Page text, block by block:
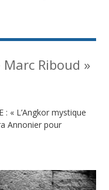
Riboud »
: « L’Angkor mystique
Annonier pour